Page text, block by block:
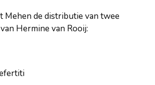
Mehen de distributie van twee
Hermine van Rooij: